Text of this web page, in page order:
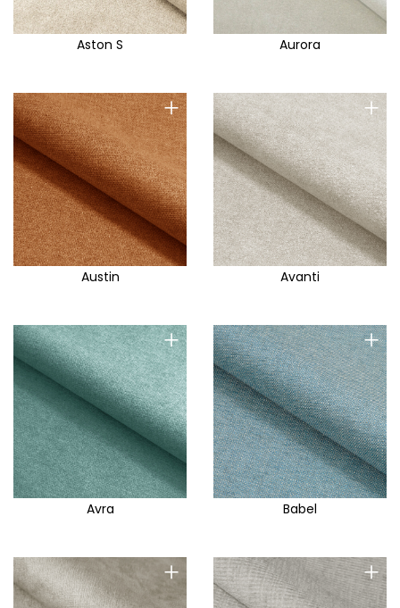
Aston S Aurora
+
Austin
+
Avanti
+
Avra
+
Babel
+ +